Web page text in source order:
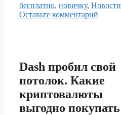
бесплатно, новичку, Новости
Оставьте комментарий
Dash пробил свой
потолок. Какие
криптовалюты
выгодно покупать